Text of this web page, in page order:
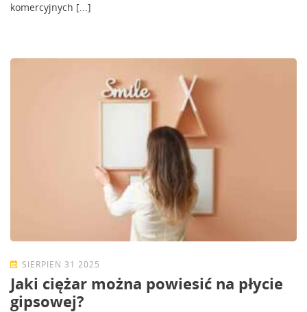
komercyjnych [...]
SIERPIEŃ 31 2025
Jaki ciężar można powiesić na płycie
gipsowej?